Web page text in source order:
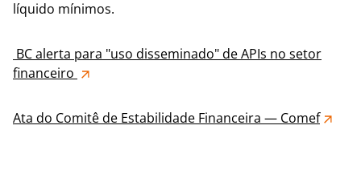
líquido mínimos.
BC alerta para "uso disseminado" de APIs no setor
financeiro
Ata do Comitê de Estabilidade Financeira — Comef